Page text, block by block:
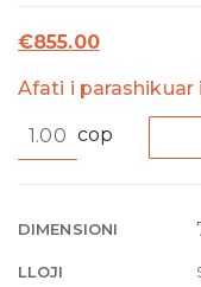
€855.00
Afati i
Wall-
dispenser
cop
DIMENSIONI
LLOJI